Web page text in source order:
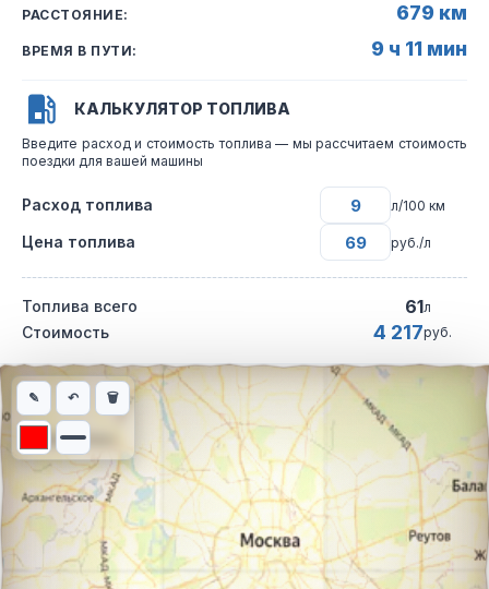
РАССТОЯНИЕ: 679 км
ВРЕМЯ В ПУТИ: 9 ч 11 мин
КАЛЬКУЛЯТОР ТОПЛИВА
Введите расход и стоимость топлива — мы рассчитаем стоимость
поездки для вашей машины
Расход топлива л/100 км
Цена топлива руб./л
Топлива всего 61л
Стоимость 4 217руб.
Интерактивная карта автомобильного маршрута из города
✎ ↶ 🗑